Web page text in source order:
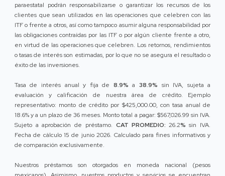
paraestatal podrán responsabilizarse o garantizar los recursos de los
clientes que sean utilizados en las operaciones que celebren con las
ITF o frente a otros, así como tampoco asumir alguna responsabilidad por
las obligaciones contraídas por las ITF o por algún cliente frente a otro,
en virtud de las operaciones que celebren. Los retornos, rendimientos
o tasas de interés son estimadas, por lo que no se asegura el resultado o
éxito de las inversiones.
Tasa de interés anual y fija de 8.9% a 38.9% sin IVA, sujeta a
evaluación y calificación de nuestra área de crédito. Ejemplo
representativo: monto de crédito por $425,000.00, con tasa anual de
18.6% y a un plazo de 36 meses. Monto total a pagar: $567,026.99 sin IVA.
Sujeto a aprobación de préstamo. CAT PROMEDIO: 26.2% sin IVA.
Fecha de cálculo 15 de junio 2026. Calculado para fines informativos y
de comparación exclusivamente.
Nuestros préstamos son otorgados en moneda nacional (pesos